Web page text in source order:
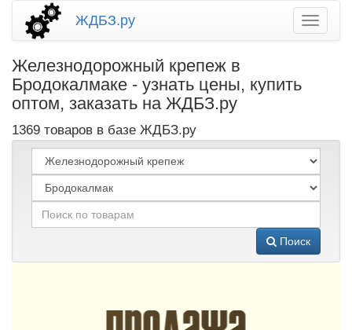
ЖДБЗ.ру
Железнодорожный крепеж в
Бродокалмаке - узнать цены, купить
оптом, заказать на ЖДБЗ.ру
1369 товаров в базе ЖДБЗ.ру
Поиск